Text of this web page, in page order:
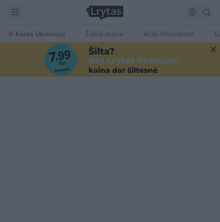
Karas Ukrainoje Žalioji erdvė Ačiū, Prezidente